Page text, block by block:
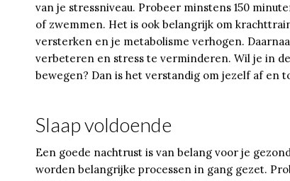
van je stressniveau. Probeer minstens 150
of zwemmen. Het is ook belangrijk om
versterken en je metabolisme verhogen.
verbeteren en stress te verminderen. Wil je in
bewegen? Dan is het verstandig om jezelf af en
Slaap voldoende
Een goede nachtrust is van belang voor je
worden belangrijke processen in gang gezet.